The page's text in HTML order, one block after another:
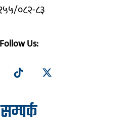
०८२-८३
Follow Us:
सम्पर्क